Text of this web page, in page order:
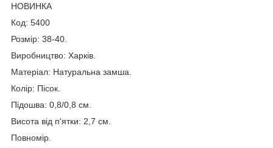
НОВИНКА
Код: 5400
Розмір: 38-40.
Виробництво: Харків.
Матеріал: Натуральна замша.
Колір: Пісок.
Підошва: 0,8/0,8 см.
Висота від п'ятки: 2,7 см.
Повномір.